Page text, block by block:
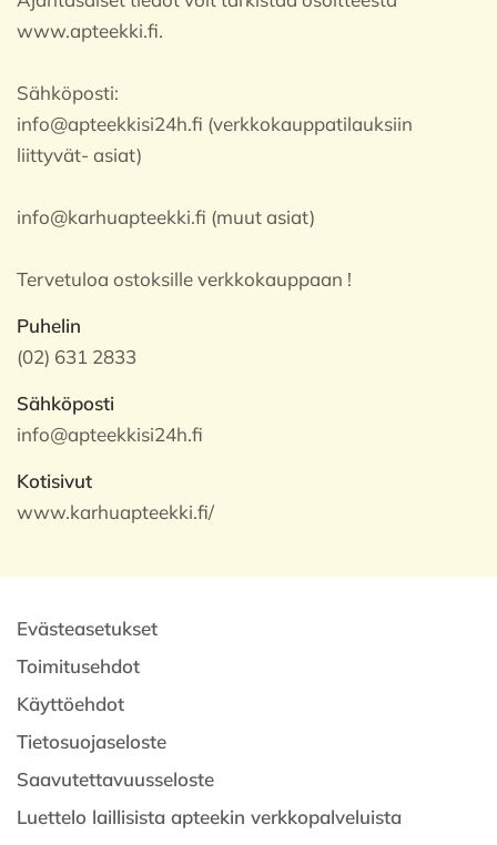
www.apteekki.fi.
Sähköposti:
info@apteekkisi24h.fi (verkkokauppatilauksiin
liittyvät- asiat)
info@karhuapteekki.fi (muut asiat)
Tervetuloa ostoksille verkkokauppaan !
Puhelin
(02) 631 2833
Sähköposti
info@apteekkisi24h.fi
Kotisivut
www.karhuapteekki.fi/
Evästeasetukset
Toimitusehdot
Käyttöehdot
Tietosuojaseloste
Saavutettavuusseloste
Luettelo laillisista apteekin verkkopalveluista